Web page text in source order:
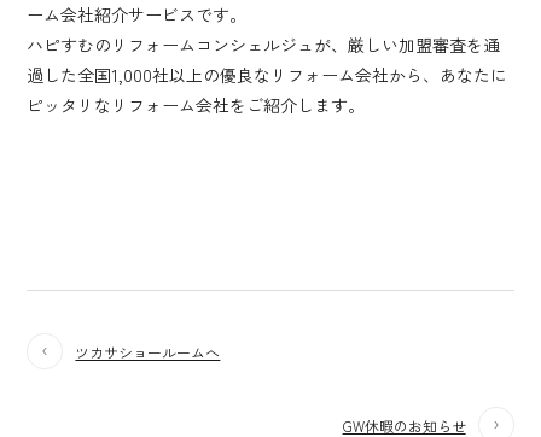
ーム会社紹介サービスです。
ハピすむのリフォームコンシェルジュが、厳しい加盟審査を通
過した全国1,000社以上の優良なリフォーム会社から、あなたに
ピッタリなリフォーム会社をご紹介します。
ツカサショールームへ
GW休暇のお知らせ